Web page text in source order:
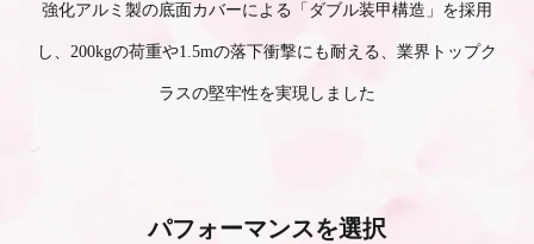
強化アルミ製の底面カバーによる「ダブル装甲構造」を採用
し、200kgの荷重や1.5mの落下衝撃にも耐える、業界トップク
ラスの堅牢性を実現しました
パフォーマンスを選択